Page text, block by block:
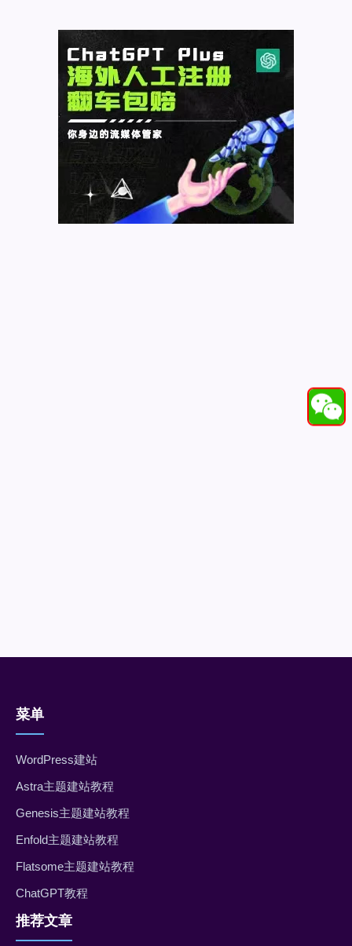
菜单
WordPress建站
Astra主题建站教程
Genesis主题建站教程
Enfold主题建站教程
Flatsome主题建站教程
ChatGPT教程
推荐文章